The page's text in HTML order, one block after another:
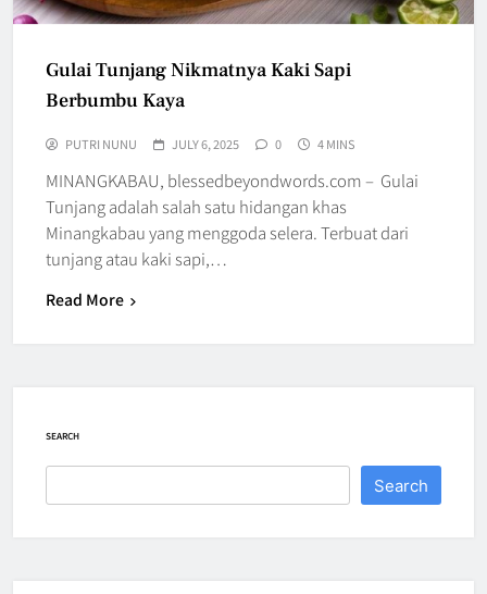
Gulai Tunjang Nikmatnya Kaki Sapi
Berbumbu Kaya
PUTRI NUNU JULY 6, 2025 0 4 MINS
MINANGKABAU, blessedbeyondwords.com – Gulai
Tunjang adalah salah satu hidangan khas
Minangkabau yang menggoda selera. Terbuat dari
tunjang atau kaki sapi,…
Read More
SEARCH
Search